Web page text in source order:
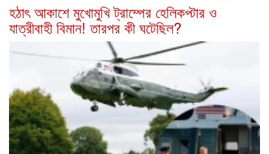
হঠাৎ আকাশে মুখোমুখি ট্রাম্পের হেলিকপ্টার ও
যাত্রীবাহী বিমান! তারপর কী ঘটেছিল?